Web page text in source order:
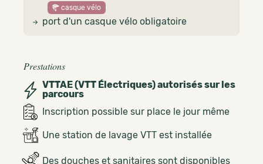
casque vélo
port d'un casque vélo obligatoire
Prestations
VTTAE (VTT Électriques) autorisés sur les
parcours
Inscription possible sur place le jour même
Une station de lavage VTT est installée
Des douches et sanitaires sont disponibles